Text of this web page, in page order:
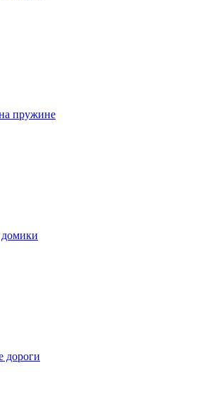
пружине
дороги